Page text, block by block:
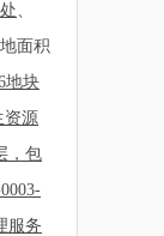
、
面积
地块
资源
，包
服务